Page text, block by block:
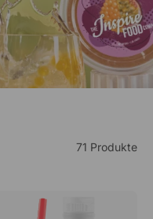
71 Produkte